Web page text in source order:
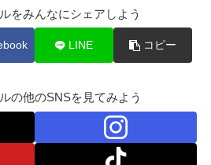
をみんなにシェアしよう
LINE コピー
の他のSNSを見てみよう